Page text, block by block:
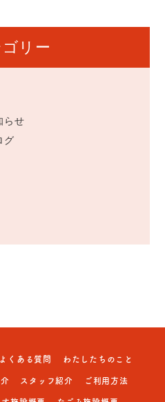
リー
らせ
グ
よくある質問
わたしたちのこと
スタッフ紹介
ご利用方法